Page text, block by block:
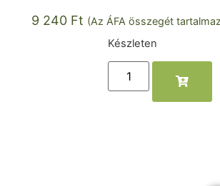
9 240 Ft (Az ÁFA összegét
Készleten